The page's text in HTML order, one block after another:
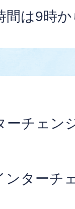
間は9時
ーチェン
ンターチ